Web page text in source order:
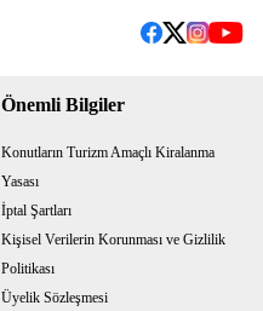
Önemli Bilgiler
Konutların Turizm Amaçlı Kiralanma
Yasası
İptal Şartları
Kişisel Verilerin Korunması ve Gizlilik
Politikası
Üyelik Sözleşmesi